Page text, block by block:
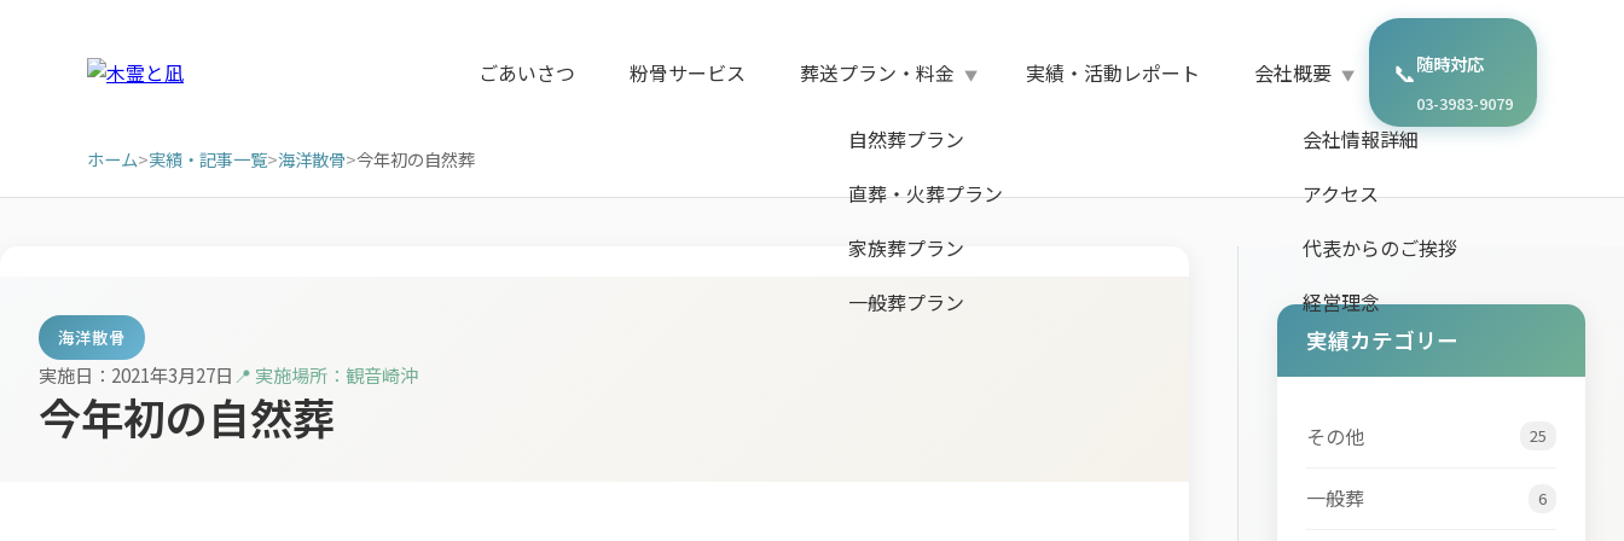
ごあいさつ 粉骨サービス 葬送プラン・料金
自然葬プラン
直葬・火葬プラン
家族葬プラン
一般葬プラン
実績・活動レポート 会社概要
会社情報詳細
アクセス
代表からのご挨拶
経営理念
📞随時対応
03-3983-9079
ホーム>実績・記事一覧>海洋散骨>今年初の自然葬
海洋散骨
実施日：2021年3月27日 📍 実施場所：観音崎沖
今年初の自然葬
実績カテゴリー
その他 25
一般葬 6